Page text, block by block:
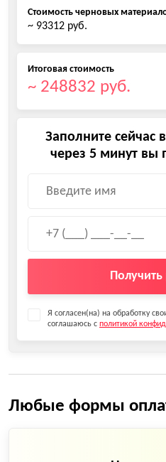
Стоимость черновых
~ 93312 руб.
Итоговая стоимость
~ 248832 руб.
Заполните сейчас
через 5 минут вы
Получить
Я согласен(на) на обработку
соглашаюсь с политикой
Любые формы